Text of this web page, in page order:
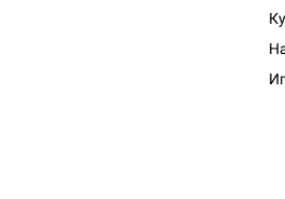
Настольная игра Hobby World
"Мир фантастики.